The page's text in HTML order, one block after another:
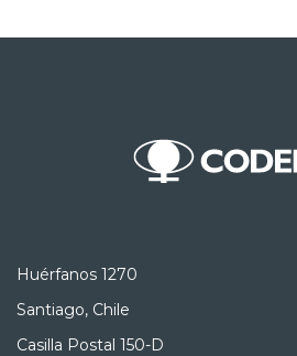
Huérfanos 1270
Santiago, Chile
Casilla Postal 150-D